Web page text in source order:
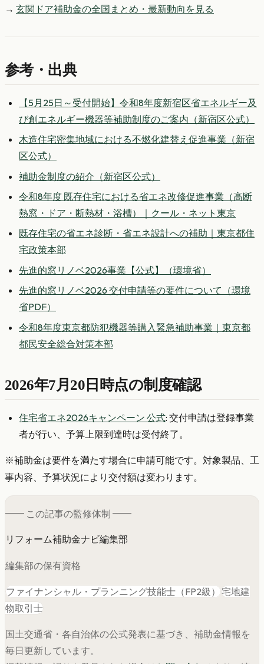
→ 玄関ドア補助金の全国まとめ・最新動向を見る
参考・出典
【5月25日～受付開始】令和8年度新宿区省エネルギー及
び創エネルギー機器等補助制度のご案内（新宿区公式）
木造住宅密集地域における不燃化建替え促進事業（新宿
区公式）
補助金制度の紹介（新宿区公式）
令和8年度 既存住宅における省エネ改修促進事業（高断
熱窓・ドア・断熱材・浴槽）｜クール・ネット東京
既存住宅の省エネ診断・省エネ設計への補助｜東京都住
宅政策本部
先進的窓リノベ2026事業【公式】（環境省）
先進的窓リノベ2026 交付申請等の要件について（環境
省PDF）
令和8年度東京都防犯機器等購入緊急補助事業｜東京都
都民安全総合対策本部
2026年7月20日時点の制度確認
住宅省エネ2026キャンペーン 公式: 交付申請は登録事業
者が行い、予算上限到達時は受付終了。
※補助金は要件を満たす場合に申請可能です。対象製品、工
事内容、予算状況により交付額は変わります。
━━ この記事の監修体制 ━━
リフォーム補助金ナビ編集部
編集部の保有資格
ファイナンシャル・プランニング技能士（FP2級）宅地建
物取引士
国土交通省・各自治体の公式発表に基づき、補助金情報を
毎日更新しています。